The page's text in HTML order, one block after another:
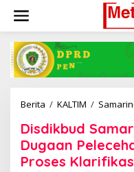
konten
Berita / KALTIM /
Disdikbud
Dugaan
Proses